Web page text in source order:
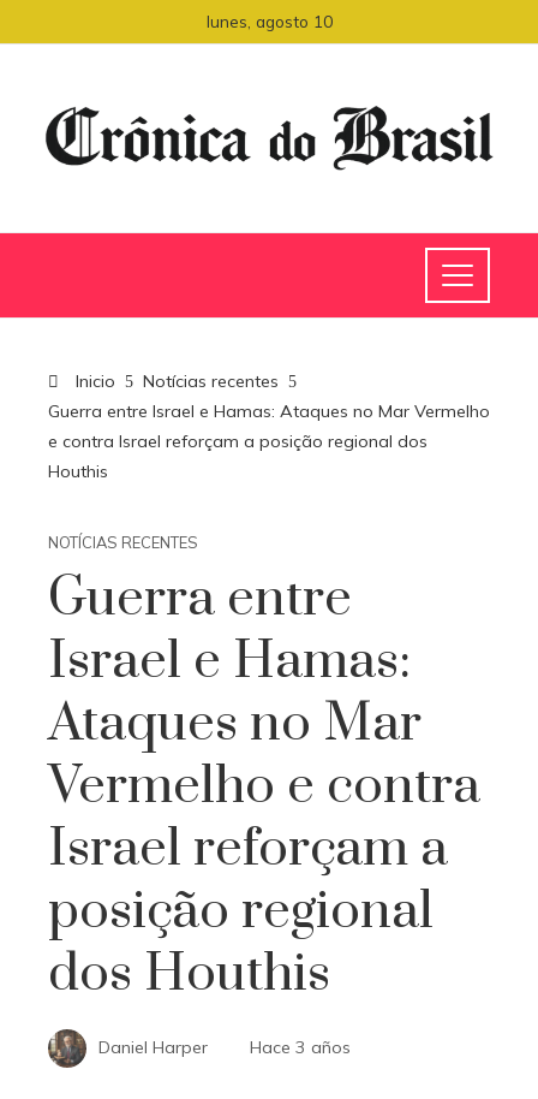
lunes, agosto 10
Inicio
Notícias recentes
Guerra entre Israel e Hamas: Ataques no Mar Vermelho
e contra Israel reforçam a posição regional dos
Houthis
NOTÍCIAS RECENTES
Guerra entre
Israel e Hamas:
Ataques no Mar
Vermelho e contra
Israel reforçam a
posição regional
dos Houthis
Daniel Harper Hace 3 años